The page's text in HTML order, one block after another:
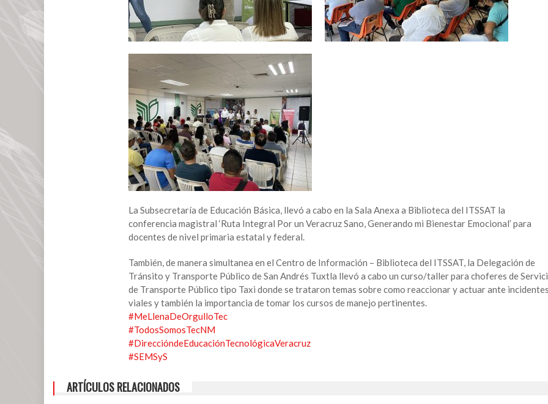
La Subsecretaría de Educación Básica, llevó a cabo en la Sala Anexa a Biblioteca del ITSSAT la
conferencia magistral ‘Ruta Integral Por un Veracruz Sano, Generando mi Bienestar Emocional’ para
docentes de nivel primaria estatal y federal.
También, de manera simultanea en el Centro de Información – Biblioteca del ITSSAT, la Delegación de
Tránsito y Transporte Público de San Andrés Tuxtla llevó a cabo un curso/taller para choferes de
de Transporte Público tipo Taxi donde se trataron temas sobre como reaccionar y actuar ante
viales y también la importancia de tomar los cursos de manejo pertinentes.
#MeLlenaDeOrgulloTec
#TodosSomosTecNM
#DireccióndeEducaciónTecnológicaVeracruz
#SEMSyS
ARTÍCULOS RELACIONADOS